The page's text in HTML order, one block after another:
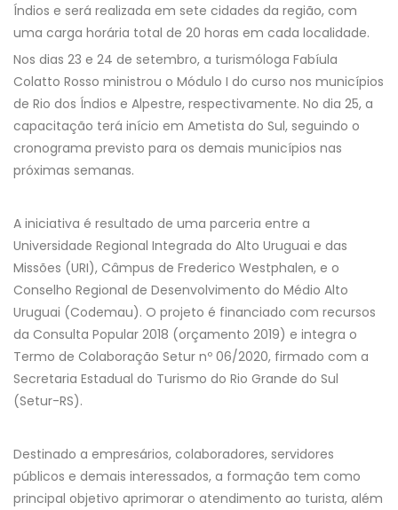
Índios e será realizada em sete cidades da região, com
uma carga horária total de 20 horas em cada localidade.
Nos dias 23 e 24 de setembro, a turismóloga Fabíula
Colatto Rosso ministrou o Módulo I do curso nos municípios
de Rio dos Índios e Alpestre, respectivamente. No dia 25, a
capacitação terá início em Ametista do Sul, seguindo o
cronograma previsto para os demais municípios nas
próximas semanas.
A iniciativa é resultado de uma parceria entre a
Universidade Regional Integrada do Alto Uruguai e das
Missões (URI), Câmpus de Frederico Westphalen, e o
Conselho Regional de Desenvolvimento do Médio Alto
Uruguai (Codemau). O projeto é financiado com recursos
da Consulta Popular 2018 (orçamento 2019) e integra o
Termo de Colaboração Setur nº 06/2020, firmado com a
Secretaria Estadual do Turismo do Rio Grande do Sul
(Setur-RS).
Destinado a empresários, colaboradores, servidores
públicos e demais interessados, a formação tem como
principal objetivo aprimorar o atendimento ao turista, além